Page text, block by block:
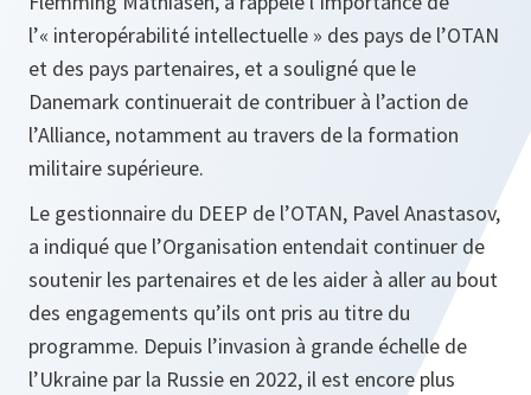
l’« interopérabilité intellectuelle » des pays de l’OTAN
et des pays partenaires, et a souligné que le
Danemark continuerait de contribuer à l’action de
l’Alliance, notamment au travers de la formation
militaire supérieure.
Le gestionnaire du DEEP de l’OTAN, Pavel Anastasov,
a indiqué que l’Organisation entendait continuer de
soutenir les partenaires et de les aider à aller au bout
des engagements qu’ils ont pris au titre du
programme. Depuis l’invasion à grande échelle de
l’Ukraine par la Russie en 2022, il est encore plus